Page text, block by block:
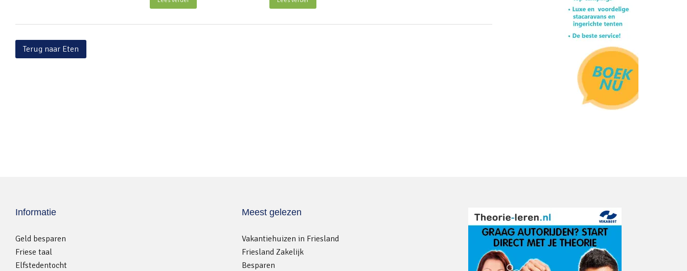
Terug naar Eten
Informatie
Geld besparen
Friese taal
Elfstedentocht
Meest gelezen
Vakantiehuizen in Friesland
Friesland Zakelijk
Besparen